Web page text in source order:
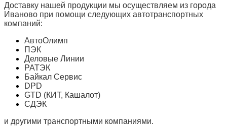
Доставку нашей продукции мы осуществляем из города
Иваново при помощи следующих автотранспортных
компаний:
АвтоОлимп
ПЭК
Деловые Линии
РАТЭК
Байкал Сервис
DPD
GTD (КИТ, Кашалот)
СДЭК
и другими транспортными компаниями.